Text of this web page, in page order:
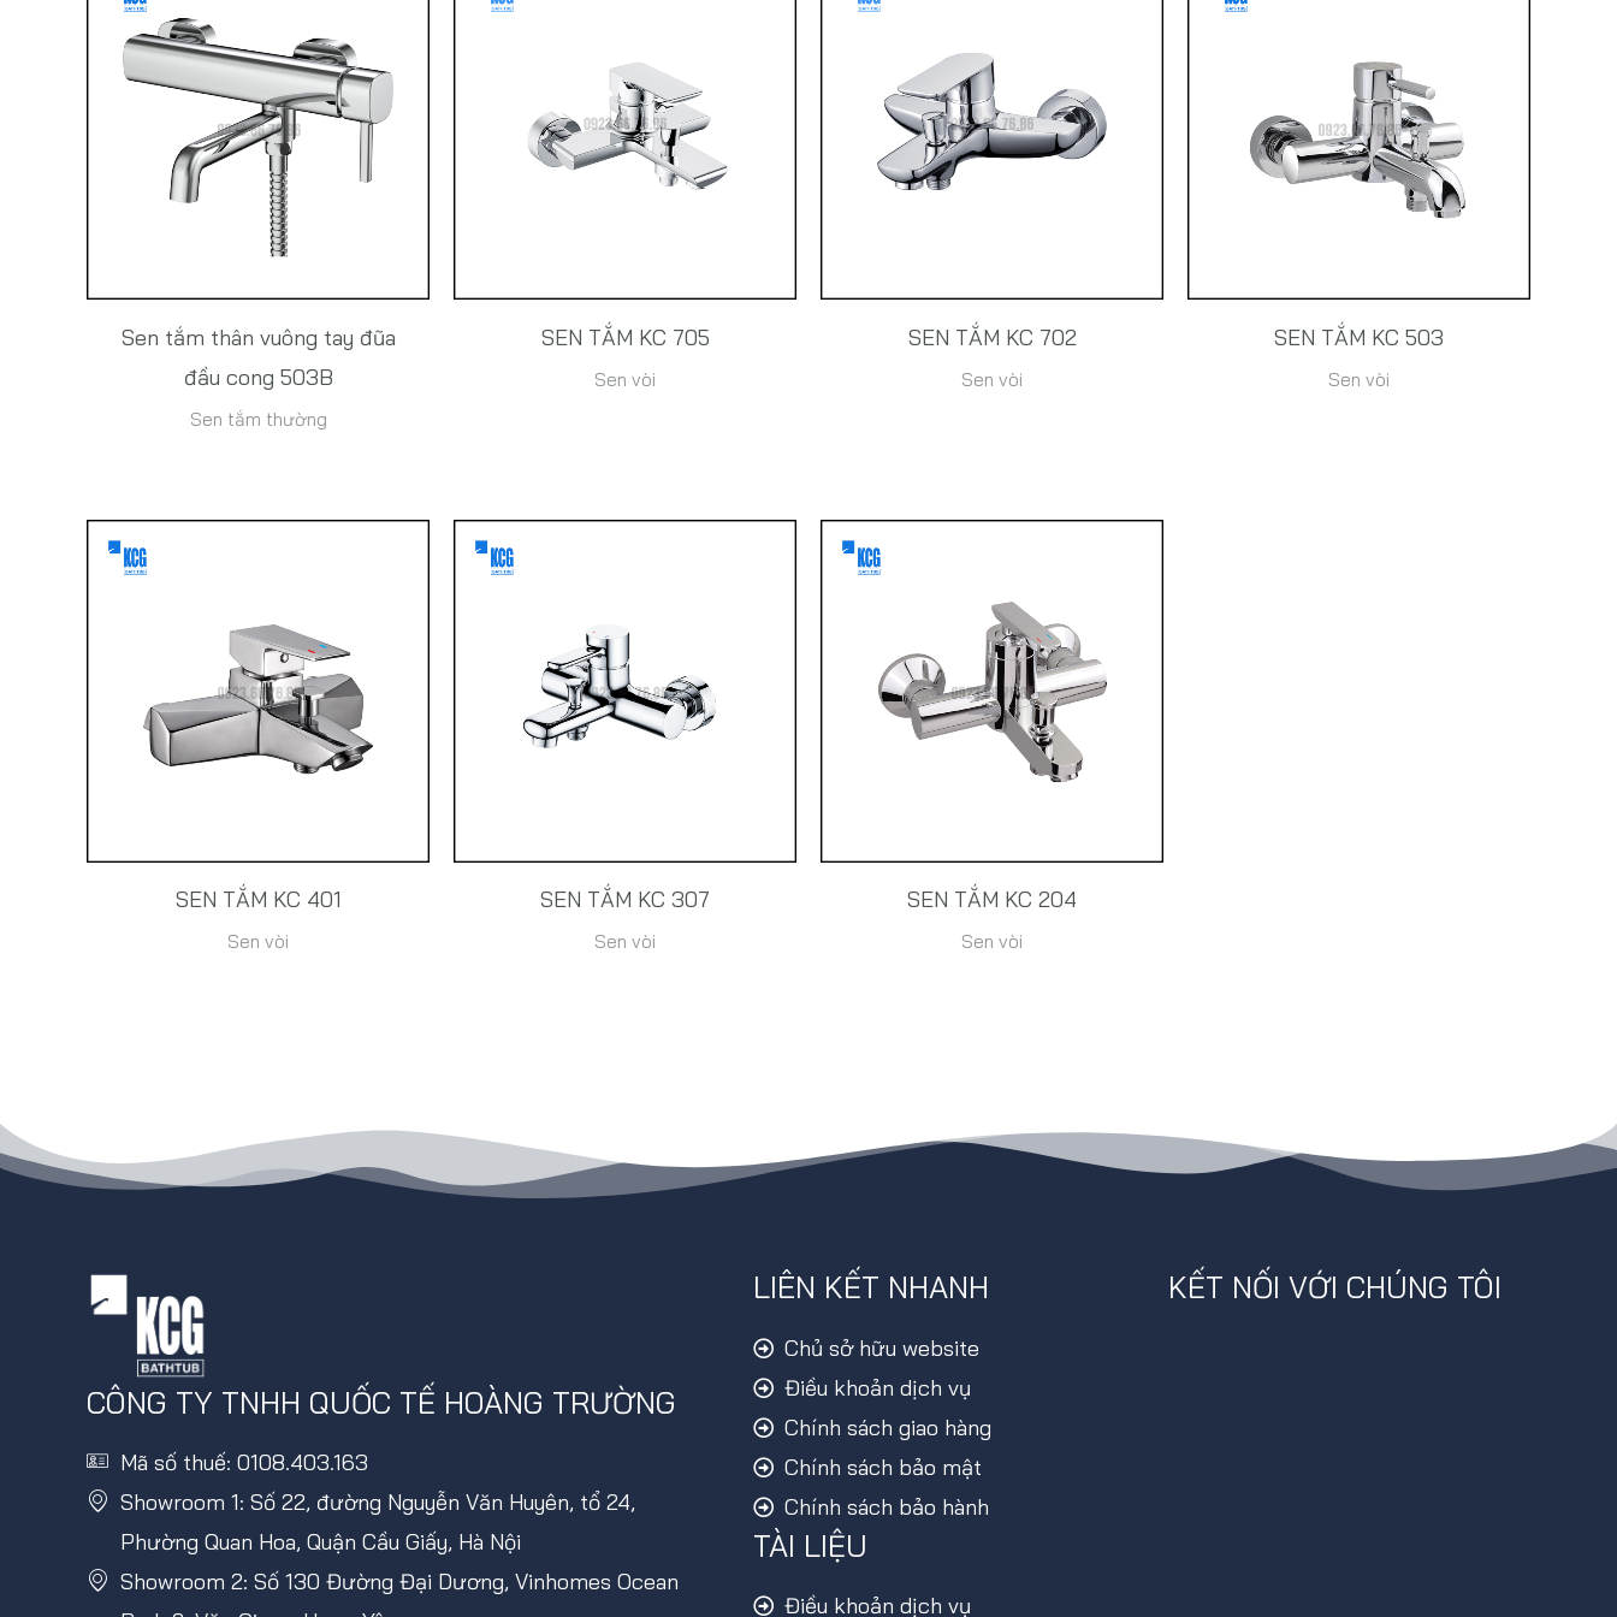
Sen tắm thân vuông tay đũa
đầu cong 503B
Sen tắm thường
SEN TẮM KC 705
Sen vòi
SEN TẮM KC 702
Sen vòi
SEN TẮM KC 503
Sen vòi
SEN TẮM KC 401
Sen vòi
SEN TẮM KC 307
Sen vòi
SEN TẮM KC 204
Sen vòi
CÔNG TY TNHH QUỐC TẾ HOÀNG TRƯỜNG
Mã số thuế: 0108.403.163
Showroom 1: Số 22, đường Nguyễn Văn Huyên, tổ 24,
Phường Quan Hoa, Quận Cầu Giấy, Hà Nội
Showroom 2: Số 130 Đường Đại Dương, Vinhomes Ocean
LIÊN KẾT NHANH
Chủ sở hữu website
Điều khoản dịch vụ
Chính sách giao hàng
Chính sách bảo mật
Chính sách bảo hành
TÀI LIỆU
Điều khoản dịch vụ
KẾT NỐI VỚI CHÚNG TÔI